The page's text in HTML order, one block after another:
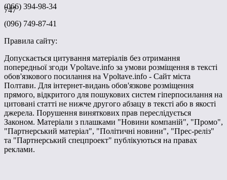
747
(066) 394-98-34
(096) 749-87-41
Правила сайту:
Допускається цитування матеріалів без отримання
попередньої згоди Vpoltave.info за умови розміщення в тексті
обов'язкового посилання на Vpoltave.info - Сайт міста
Полтави. Для інтернет-видань обов'язкове розміщення
прямого, відкритого для пошукових систем гіперпосилання на
цитовані статті не нижче другого абзацу в тексті або в якості
джерела. Порушення виняткових прав переслідується
Законом. Матеріали з плашками "Новини компаній", "Промо",
"Партнерський матеріал", "Політичні новини", "Прес-реліз"
та "Партнерський спецпроект" публікуються на правах
реклами.